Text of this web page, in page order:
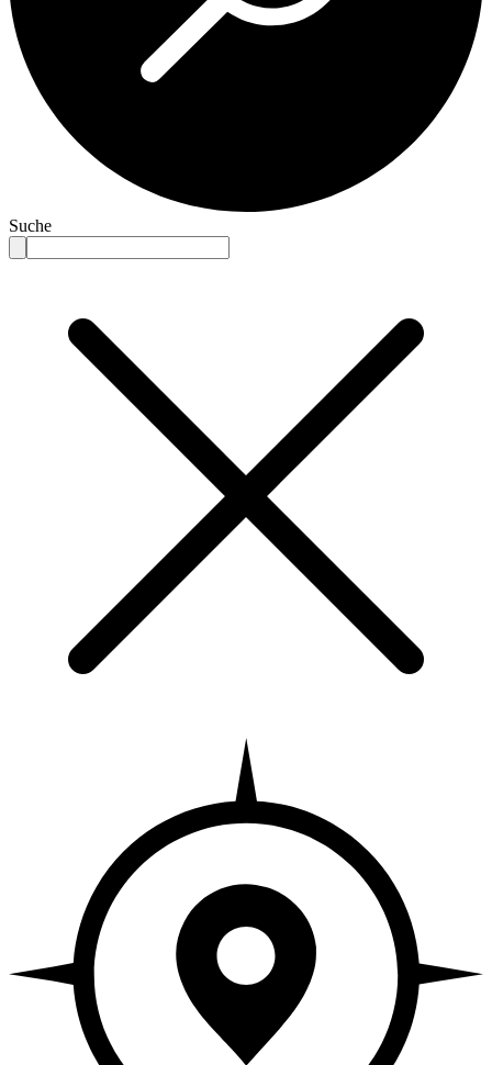
Suche